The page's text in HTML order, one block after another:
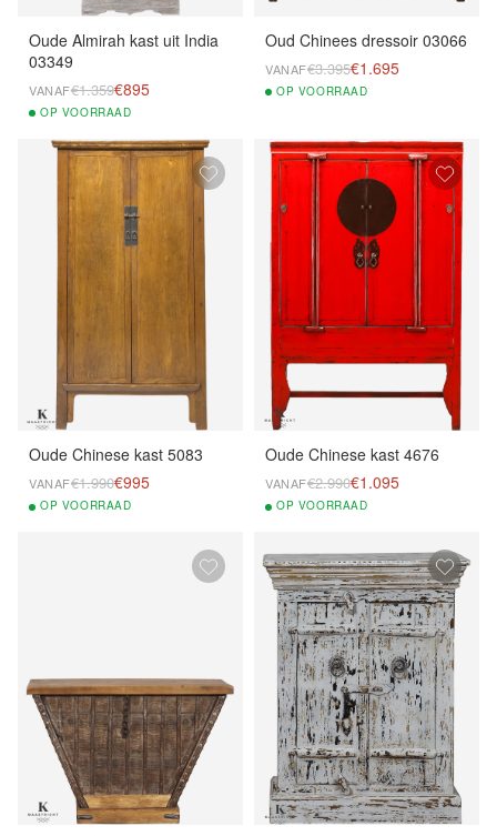
Oude Almirah kast uit India
03349
VANAF€1.359€895
OP VOORRAAD
Oud Chinees dressoir 03066
VANAF€3.395€1.695
OP VOORRAAD
Oude Chinese kast 5083
VANAF€1.990€995
OP VOORRAAD
Oude Chinese kast 4676
VANAF€2.990€1.095
OP VOORRAAD